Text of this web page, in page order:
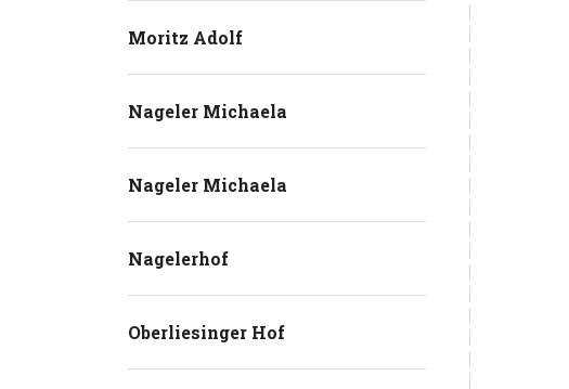
Moritz Adolf
Nageler Michaela
Nageler Michaela
Nagelerhof
Oberliesinger Hof